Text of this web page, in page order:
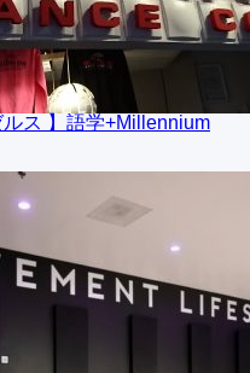
ルス 】語学+Millennium